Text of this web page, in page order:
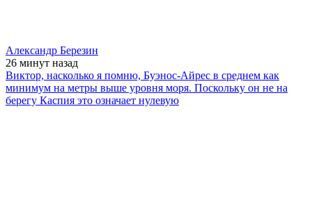
Александр Березин
26 минут назад
Виктор, насколько я помню, Буэнос-Айрес в среднем как
минимум на метры выше уровня моря. Поскольку он не на
берегу Каспия это означает нулевую